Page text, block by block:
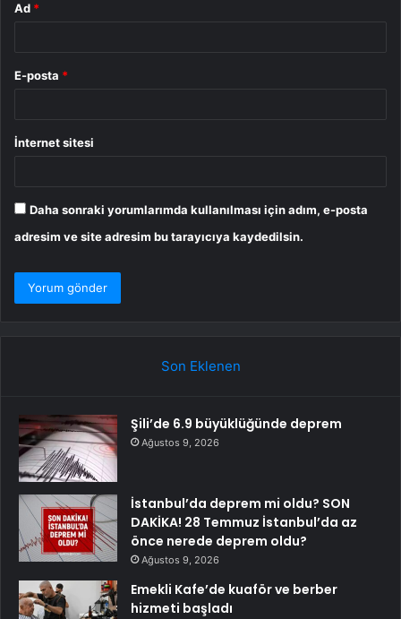
Ad *
E-posta *
İnternet sitesi
Daha sonraki yorumlarımda kullanılması için adım, e-posta
adresim ve site adresim bu tarayıcıya kaydedilsin.
Son Eklenen
Şili’de 6.9 büyüklüğünde deprem
Ağustos 9, 2026
İstanbul’da deprem mi oldu? SON
DAKİKA! 28 Temmuz İstanbul’da az
önce nerede deprem oldu?
Ağustos 9, 2026
Emekli Kafe’de kuaför ve berber
hizmeti başladı